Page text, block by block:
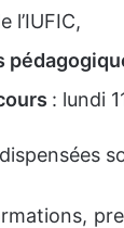
l’IUFIC,
: lundi